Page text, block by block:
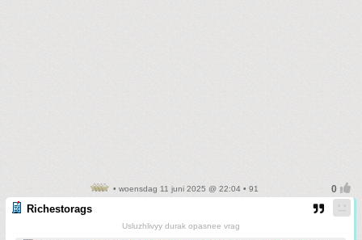
• woensdag 11 juni 2025 @ 22:04 • 91
Richestorags
Usluzhlivyy durak opasnee vrag